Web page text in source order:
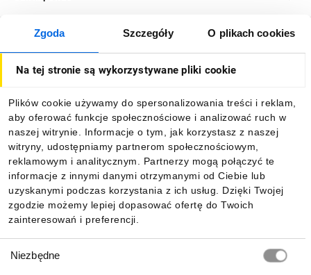
Zgoda Szczegóły O plikach cookies
Na tej stronie są wykorzystywane pliki cookie
Plików cookie używamy do spersonalizowania treści i reklam,
aby oferować funkcje społecznościowe i analizować ruch w
naszej witrynie. Informacje o tym, jak korzystasz z naszej
witryny, udostępniamy partnerom społecznościowym,
reklamowym i analitycznym. Partnerzy mogą połączyć te
informacje z innymi danymi otrzymanymi od Ciebie lub
uzyskanymi podczas korzystania z ich usług. Dzięki Twojej
zgodzie możemy lepiej dopasować ofertę do Twoich
zainteresowań i preferencji.
zgody
Niezbędne
O firmie
Informacje
Pobierz naszą aplikację mobilną: